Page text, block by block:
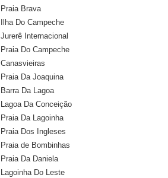
Praia Brava
Ilha Do Campeche
Jurerê Internacional
Praia Do Campeche
Canasvieiras
Praia Da Joaquina
Barra Da Lagoa
Lagoa Da Conceição
Praia Da Lagoinha
Praia Dos Ingleses
Praia de Bombinhas
Praia Da Daniela
Lagoinha Do Leste